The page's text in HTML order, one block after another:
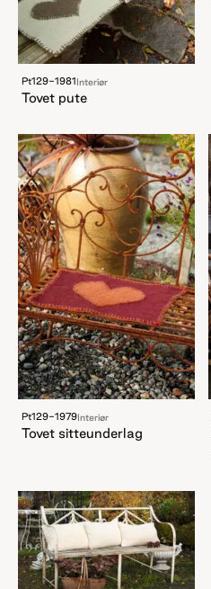
Pt129-1981Interiør
Tovet pute
Pt129-1979Interiør
Tovet sitteunderlag